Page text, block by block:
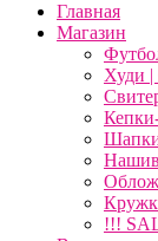
Главная
Магазин
Худи
!!!